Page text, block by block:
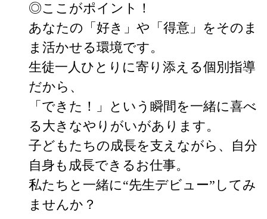
◎ここがポイント！
あなたの「好き」や「得意」をそのま
ま活かせる環境です。
生徒一人ひとりに寄り添える個別指導
だから、
「できた！」という瞬間を一緒に喜べ
る大きなやりがいがあります。
子どもたちの成長を支えながら、自分
自身も成長できるお仕事。
私たちと一緒に“先生デビュー”してみ
ませんか？